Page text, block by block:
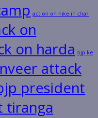
action on hike in char
on
on harda bjp ke
attack
president
tiranga